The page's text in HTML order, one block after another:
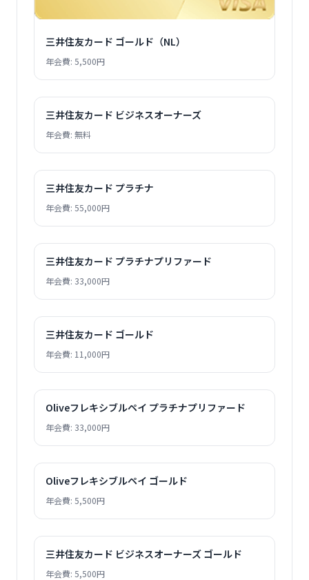
三井住友カード ゴールド（NL）
年会費: 5,500円
三井住友カード ビジネスオーナーズ
年会費: 無料
三井住友カード プラチナ
年会費: 55,000円
三井住友カード プラチナプリファード
年会費: 33,000円
三井住友カード ゴールド
年会費: 11,000円
Oliveフレキシブルペイ プラチナプリファード
年会費: 33,000円
Oliveフレキシブルペイ ゴールド
年会費: 5,500円
三井住友カード ビジネスオーナーズ ゴールド
年会費: 5,500円